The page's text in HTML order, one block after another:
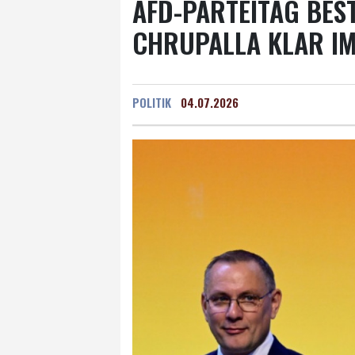
AFD-PARTEITAG
CHRUPALLA KLAR
POLITIK 04.07.2026